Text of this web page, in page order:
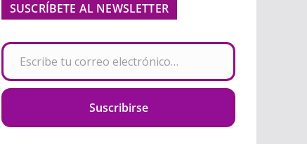
SUSCRÍBETE AL NEWSLETTER
Escribe tu correo electrónico…
Suscribirse